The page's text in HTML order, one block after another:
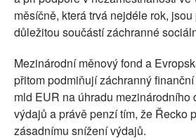
měsíčně, která trvá nejdéle rok,
důležitou součástí záchranné
Mezinárodní měnový fond a
přitom podmiňují záchranný
mld EUR na úhradu mezinárodního
výdajů a právě penzí tím, že Řecko
zásadnímu snížení výdajů.